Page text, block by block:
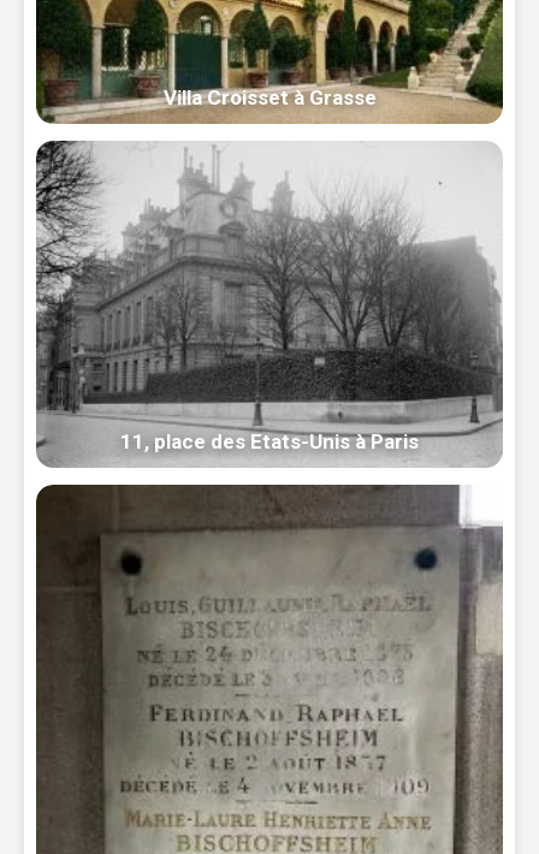
Villa Croisset à Grasse
11, place des Etats-Unis à Paris